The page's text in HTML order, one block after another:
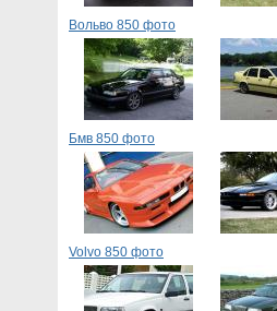
Вольво 850 фото
Бмв 850 фото
Volvo 850 фото